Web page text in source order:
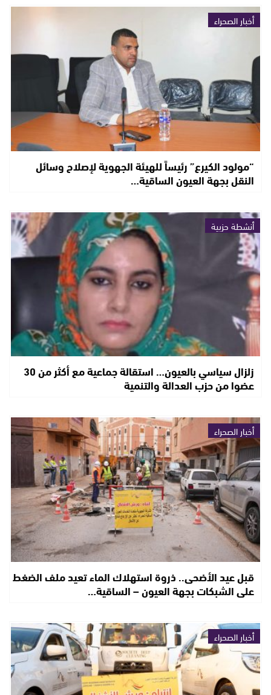
أخبار الصحراء
“مولود الكيرع” رئيساً للهيئة الجهوية لإصلاح وسائل
النقل بجهة العيون الساقية…
أنشطة حزبية
زلزال سياسي بالعيون… استقالة جماعية مع أكثر من 30
عضوا من حزب العدالة والتنمية
أخبار الصحراء
قبل عيد الأضحى.. ذروة استهلاك الماء تعيد ملف الضغط
على الشبكات بجهة العيون – الساقية…
أخبار الصحراء